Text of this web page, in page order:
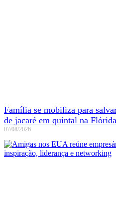
Família se mobiliza para
de jacaré em quintal na Flórida
07/08/2026